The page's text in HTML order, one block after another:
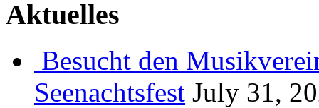
Aktuelles
Besucht den
Seenachtsfest July 31,